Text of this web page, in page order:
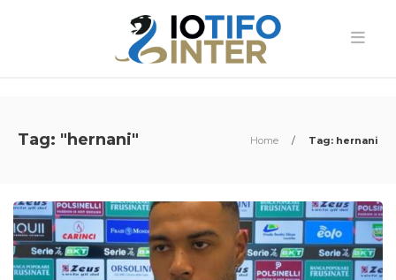
Tag: "hernani" Home / Tag: hernani